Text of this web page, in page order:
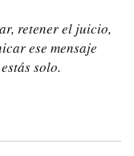
retener el juicio,
ese mensaje
solo.